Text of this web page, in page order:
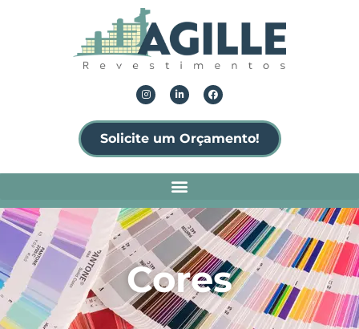
Solicite um Orçamento!
Cores